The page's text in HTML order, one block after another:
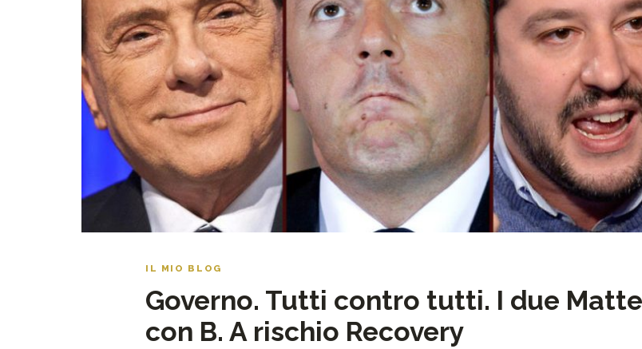
IL MIO BLOG
Governo. Tutti contro tutti. I due
con B. A rischio Recovery